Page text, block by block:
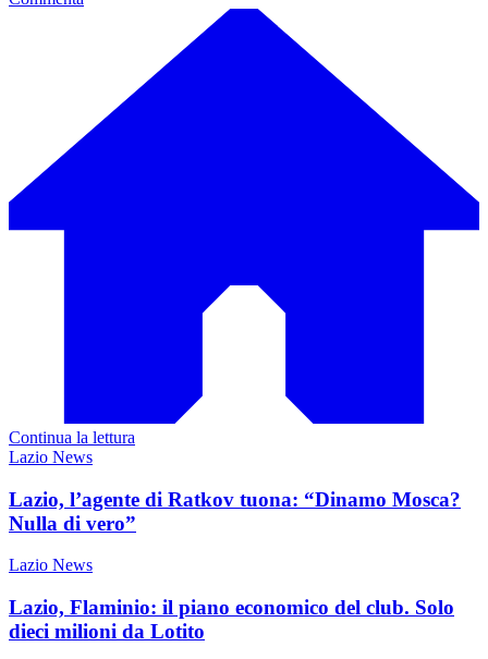
Continua la lettura
Lazio News
Lazio, l’agente di Ratkov tuona: “Dinamo Mosca?
Nulla di vero”
Lazio News
Lazio, Flaminio: il piano economico del club. Solo
dieci milioni da Lotito